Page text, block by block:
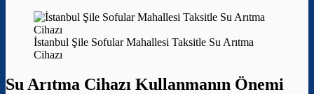
İstanbul Şile Sofular Mahallesi Taksitle Su Arıtma
Cihazı
Su Arıtma Cihazı Kullanmanın Önemi